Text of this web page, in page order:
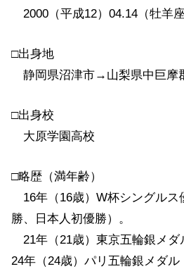
2000（平成12）04.14（牡羊座
□出身地
静岡県沼津市→山梨県中巨摩
□出身校
大原学園高校
□略歴（満年齢）
16年（16歳）W杯シングルス
勝、日本人初優勝）。
21年（21歳）東京五輪銀メダ
24年（24歳）パリ五輪銀メダル